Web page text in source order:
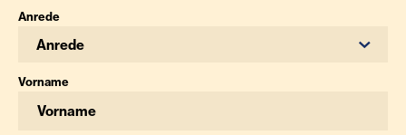
Anrede
Anrede
Vorname